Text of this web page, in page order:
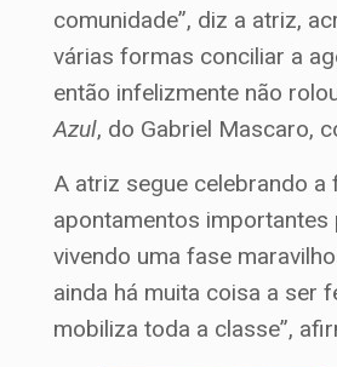
comunidade”, diz a atriz,
várias formas conciliar a
então infelizmente não
Azul, do Gabriel Mascaro,
A atriz segue celebrando
apontamentos importantes
vivendo uma fase
ainda há muita coisa a ser
mobiliza toda a classe”,